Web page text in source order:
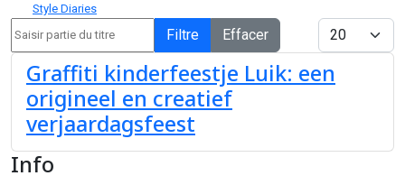
Style Diaries
Filtre Effacer
Afficher #
Graffiti kinderfeestje Luik: een
origineel en creatief
verjaardagsfeest
Info